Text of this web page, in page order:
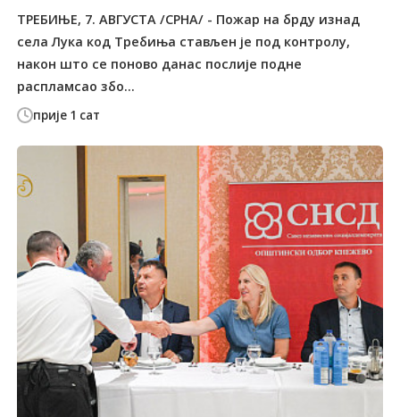
прије 1 сат
ТРЕБИЊЕ, 7. АВГУСТА /СРНА/ - Пожар на брду изнад
села Лука код Tребиња стављен је под контролу,
након што се поново данас послије подне
распламсао збо...